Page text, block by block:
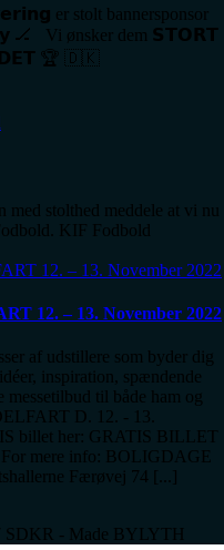
er stolt bannersponsor
🏒 Vi ønsker dem 𝗦𝗧𝗢𝗥𝗧
🏆 🇩🇰
stolthed meddele at vi nu
KIF Fodbold
12. – 13. November 2022
af udstillere som byder dig
inspiration, spændende
til både ham og
D. 12. - 13.
billet her: GRATIS BILLET
mere info: BOLIGDAGE
Færøvej 74 [...]
SDKR - Made BYLYTH